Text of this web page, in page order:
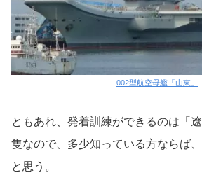
002型航空母艦「山東」
ともあれ、発着訓練ができるのは「
隻なので、多少知っている方ならば
と思う。